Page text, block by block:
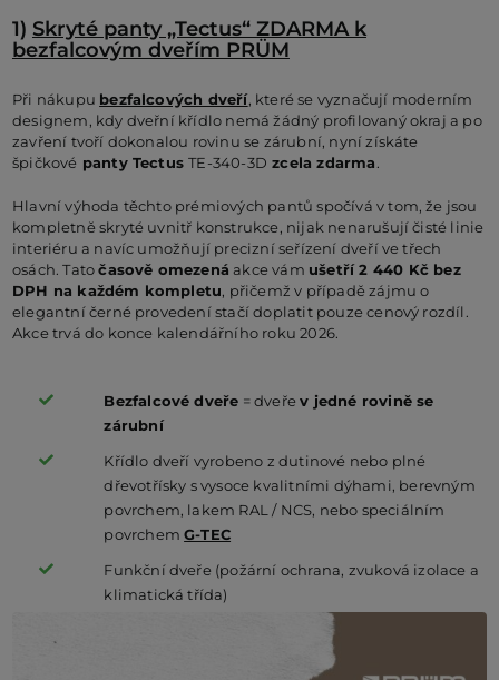
1) Skryté panty „Tectus“ ZDARMA k
bezfalcovým dveřím PRÜM
Při nákupu bezfalcových dveří, které se vyznačují moderním
designem, kdy dveřní křídlo nemá žádný profilovaný okraj a po
zavření tvoří dokonalou rovinu se zárubní, nyní získáte
špičkové panty TectusTE-340-3D zcela zdarma.
Hlavní výhoda těchto prémiových pantů spočívá v tom, že jsou
kompletně skryté uvnitř konstrukce, nijak nenarušují čisté linie
interiéru a navíc umožňují precizní seřízení dveří ve třech
osách. Tatočasově omezená akce vám ušetří 2 440 Kč bez
DPH na každém kompletu, přičemž v případě zájmu o
elegantní černé provedení stačí doplatit pouze cenový rozdíl.
Akce trvá do konce kalendářního roku 2026.
Bezfalcové dveře = dveřev jedné rovině se
zárubní
Křídlo dveří vyrobeno z dutinové nebo plné
dřevotřísky s vysoce kvalitními dýhami, berevným
povrchem, lakem RAL / NCS, nebo speciálním
povrchemG-TEC
Funkční dveře (požární ochrana, zvuková izolace a
klimatická třída)